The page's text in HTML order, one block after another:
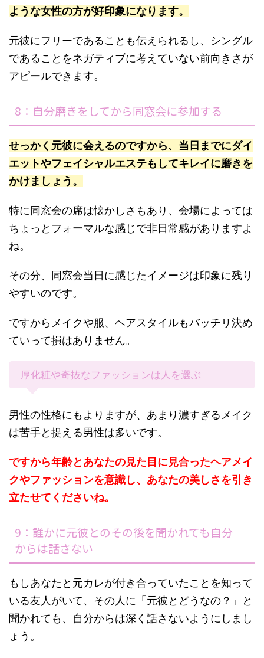
ような女性の方が好印象になります。
元彼にフリーであることも伝えられるし、シングル
であることをネガティブに考えていない前向きさが
アピールできます。
8：自分磨きをしてから同窓会に参加する
せっかく元彼に会えるのですから、当日までにダイ
エットやフェイシャルエステもしてキレイに磨きを
かけましょう。
特に同窓会の席は懐かしさもあり、会場によっては
ちょっとフォーマルな感じで非日常感がありますよ
ね。
その分、同窓会当日に感じたイメージは印象に残り
やすいのです。
ですからメイクや服、ヘアスタイルもバッチリ決め
ていって損はありません。
厚化粧や奇抜なファッションは人を選ぶ
男性の性格にもよりますが、あまり濃すぎるメイク
は苦手と捉える男性は多いです。
ですから年齢とあなたの見た目に見合ったヘアメイ
クやファッションを意識し、あなたの美しさを引き
立たせてくださいね。
9：誰かに元彼とのその後を聞かれても自分
からは話さない
もしあなたと元カレが付き合っていたことを知って
いる友人がいて、その人に「元彼とどうなの？」と
聞かれても、自分からは深く話さないようにしまし
ょう。